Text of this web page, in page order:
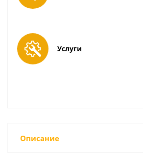
Услуги
Описание